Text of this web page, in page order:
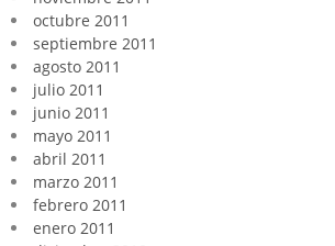
octubre 2011
septiembre 2011
agosto 2011
julio 2011
junio 2011
mayo 2011
abril 2011
marzo 2011
febrero 2011
enero 2011